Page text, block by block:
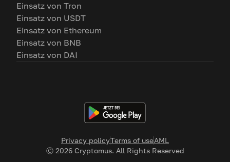
Privacy policyTerms of useAML
Ⓒ 2026Cryptomus. All Rights Reserved
Einsatz von Tron
Einsatz von USDT
Einsatz von Ethereum
Einsatz von BNB
Einsatz von DAI